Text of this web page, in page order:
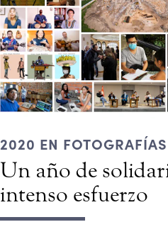
2020 EN FOTOGRAFÍAS
Un año de
intenso esfuerzo